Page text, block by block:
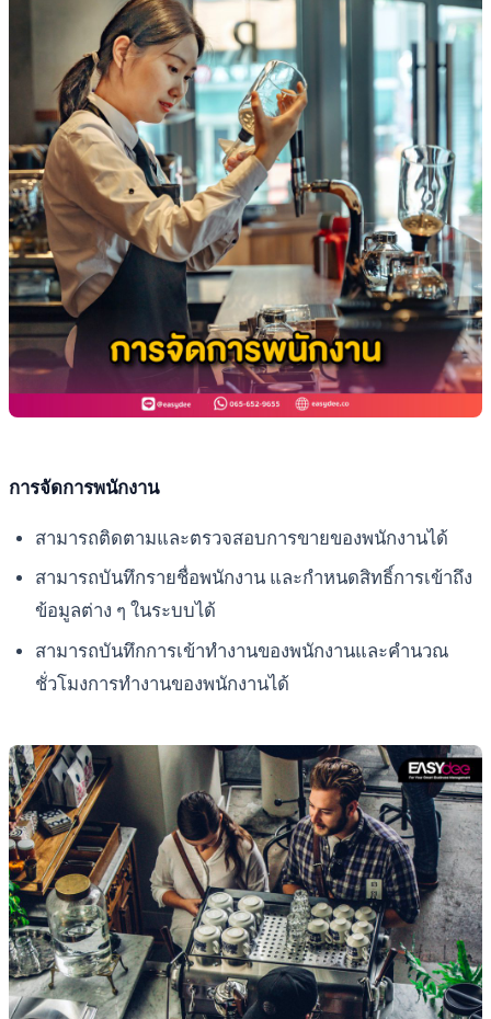
การจัดการพนักงาน
สามารถติดตามและตรวจสอบการขายของพนักงานได้
สามารถบันทึกรายชื่อพนักงาน และกำหนดสิทธิ์การเข้าถึง
ข้อมูลต่าง ๆ ในระบบได้
สามารถบันทึกการเข้าทำงานของพนักงานและคำนวณ
ชั่วโมงการทำงานของพนักงานได้